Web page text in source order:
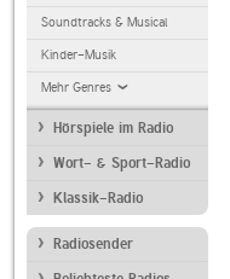
Soundtracks & Musical
Kinder-Musik
Mehr Genres
Hörspiele im Radio
Wort- & Sport-Radio
Klassik-Radio
Radiosender